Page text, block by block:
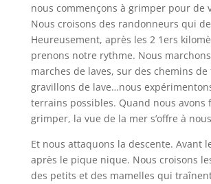
nous commençons à grimper pour de
Nous croisons des randonneurs qui
Heureusement, après les 2 1ers
prenons notre rythme. Nous
marches de laves, sur des chemins
gravillons de lave…nous
terrains possibles. Quand nous avons
grimper, la vue de la mer s’offre à
Et nous attaquons la descente. Avant
après le pique nique. Nous croisons
des petits et des mamelles qui